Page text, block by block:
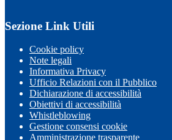
Sezione Link Utili
Cookie policy
Note legali
Informativa Privacy
Ufficio Relazioni con il Pubblico
Dichiarazione di accessibilità
Obiettivi di accessibilità
Whistleblowing
Gestione consensi cookie
Amministrazione trasparente